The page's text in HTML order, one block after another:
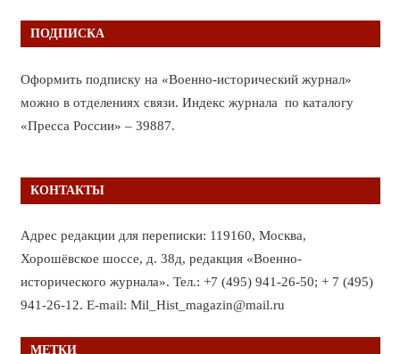
ПОДПИСКА
Оформить подписку на «Военно-исторический журнал»
можно в отделениях связи. Индекс журнала по каталогу
«Пресса России» – 39887.
КОНТАКТЫ
Адрес редакции для переписки: 119160, Москва,
Хорошёвское шоссе, д. 38д, редакция «Военно-
исторического журнала». Тел.: +7 (495) 941-26-50; + 7 (495)
941-26-12. E-mail: Mil_Hist_magazin@mail.ru
МЕТКИ